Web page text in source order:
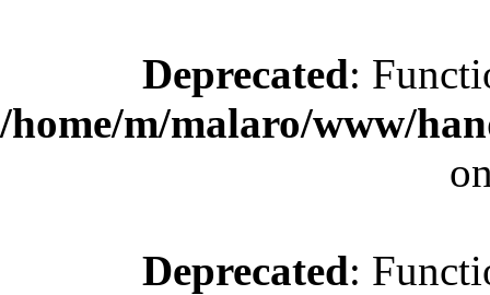
Deprecated:
/home/m/malaro/www/
Deprecated: